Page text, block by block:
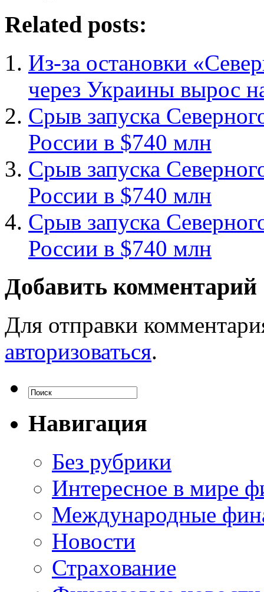
Related posts:
Из-за остановки
через Украины вырос
Срыв запуска
России в $740 млн
Срыв запуска
России в $740 млн
Срыв запуска
России в $740 млн
Добавить комментарий
Для отправки
авторизоваться.
Навигация
Без рубрики
Интересное в мире
Международные
Новости
Страхование